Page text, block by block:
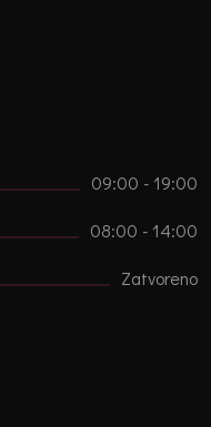
09:00 - 19:00
08:00 - 14:00
Zatvoreno